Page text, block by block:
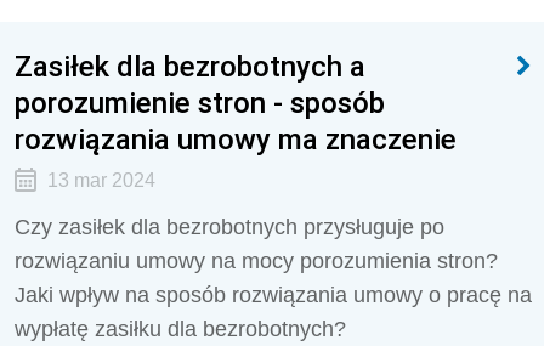
Zasiłek dla bezrobotnych a
porozumienie stron - sposób
rozwiązania umowy ma znaczenie
13 mar 2024
Czy zasiłek dla bezrobotnych przysługuje po
rozwiązaniu umowy na mocy porozumienia stron?
Jaki wpływ na sposób rozwiązania umowy o pracę na
wypłatę zasiłku dla bezrobotnych?